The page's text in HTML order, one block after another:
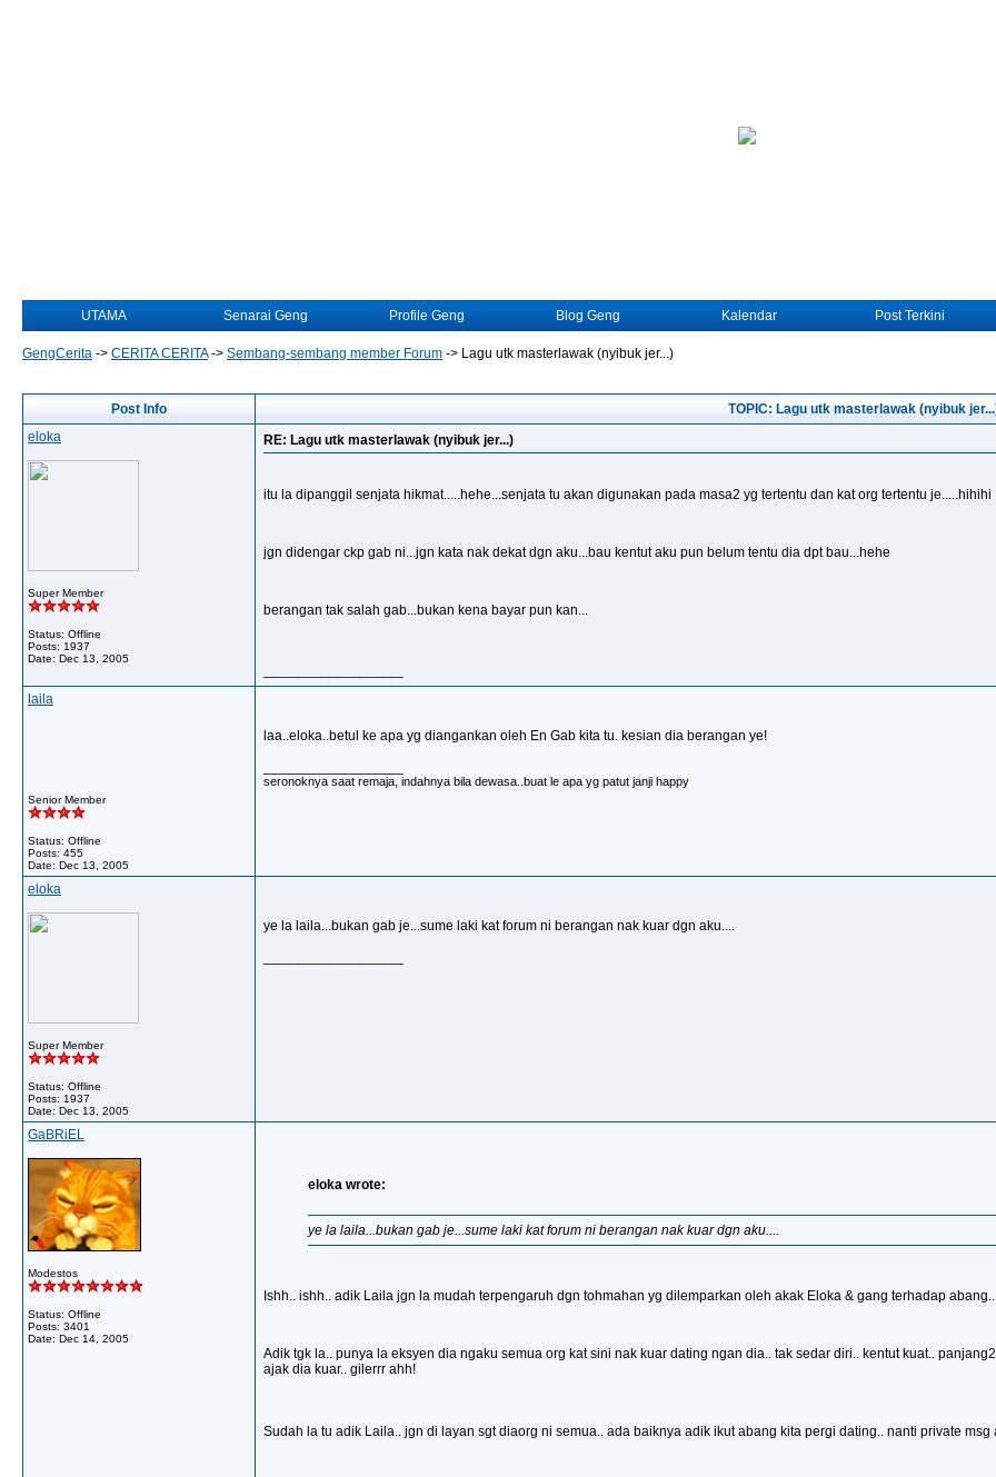
UTAMA Senarai Geng Profile Geng Blog Geng Kalendar Post Terkini
GengCerita -> CERITA CERITA-> Sembang-sembang member Forum -> Lagu utk masterlawak (nyibuk jer...)
Post Info
TOPIC: Lagu utk masterlawak (nyibuk
eloka
Super Member
Status: Offline
Posts: 1937
Date: Dec 13, 2005
RE: Lagu utk masterlawak (nyibuk jer...)
itu la dipanggil senjata hikmat.....hehe...senjata tu akan digunakan pada masa2 yg tertentu dan kat org tertentu je.....hihihi
jgn didengar ckp gab ni...jgn kata nak dekat dgn aku...bau kentut aku pun belum tentu dia dpt bau...hehe
berangan tak salah gab...bukan kena bayar pun kan...
laila
Senior Member
Status: Offline
Posts: 455
Date: Dec 13, 2005
laa..eloka..betul ke apa yg diangankan oleh En Gab kita tu. kesian dia berangan ye!
seronoknya saat remaja, indahnya bila dewasa..buat le apa yg patut janji happy
eloka
Super Member
Status: Offline
Posts: 1937
Date: Dec 13, 2005
ye la laila...bukan gab je...sume laki kat forum ni berangan nak kuar dgn aku....
GaBRiEL
Modestos
Status: Offline
Posts: 3401
Date: Dec 14, 2005
eloka wrote:
ye la laila...bukan gab je...sume laki kat forum ni berangan nak kuar dgn aku....
Ishh.. ishh.. adik Laila jgn la mudah terpengaruh dgn tohmahan yg dilemparkan oleh akak Eloka & gang terhadap
Adik tgk la.. punya la eksyen dia ngaku semua org kat sini nak kuar dating ngan dia.. tak sedar diri.. kentut kuat..
ajak dia kuar.. gilerrr ahh!
Sudah la tu adik Laila.. jgn di layan sgt diaorg ni semua.. ada baiknya adik ikut abang kita pergi dating.. nanti private msg